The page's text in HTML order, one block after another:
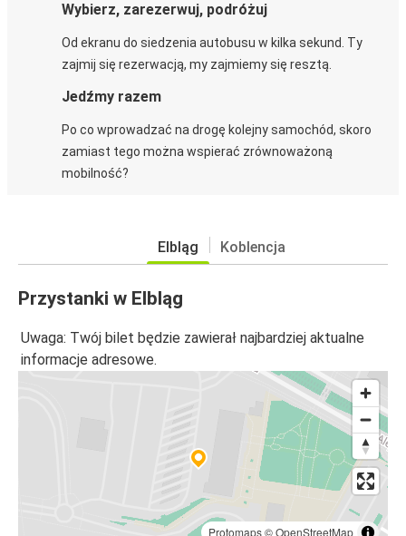
Wybierz, zarezerwuj, podróżuj
Od ekranu do siedzenia autobusu w kilka sekund. Ty
zajmij się rezerwacją, my zajmiemy się resztą.
Jedźmy razem
Po co wprowadzać na drogę kolejny samochód, skoro
zamiast tego można wspierać zrównoważoną
mobilność?
Elbląg Koblencja
Przystanki w Elbląg
Uwaga: Twój bilet będzie zawierał najbardziej aktualne
informacje adresowe.
Protomaps©OpenStreetMap